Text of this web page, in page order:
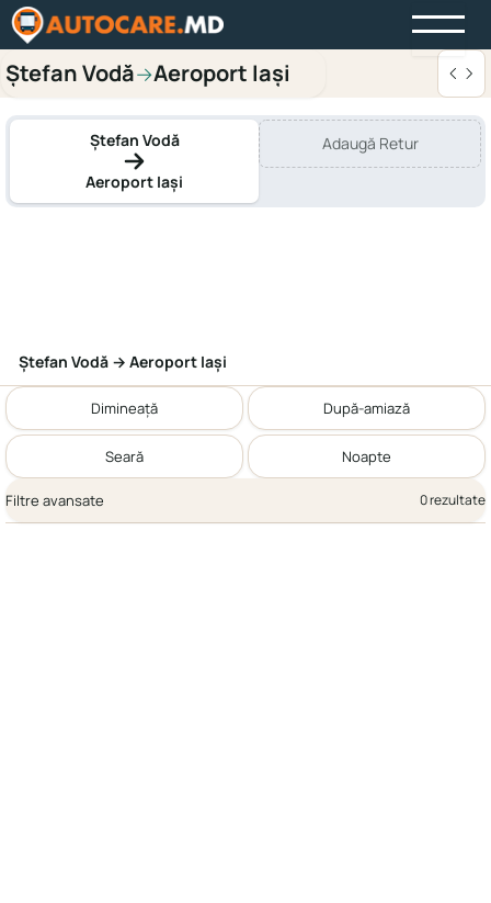
Ștefan Vodă→Aeroport Iași
Ștefan Vodă
Aeroport Iași
Adaugă Retur
Ștefan Vodă → Aeroport Iași
Dimineață După-amiază
Seară Noapte
Filtre avansate 0 rezultate